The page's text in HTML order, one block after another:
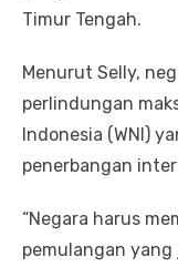
Timur Tengah.
Menurut Selly,
perlindungan
Indonesia (WNI)
penerbangan
“Negara harus
pemulangan